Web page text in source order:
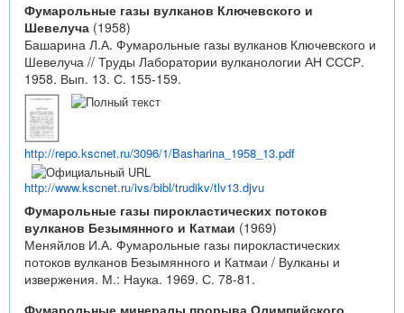
Фумарольные газы вулканов Ключевского и
Шевелуча (1958)
Башарина Л.А. Фумарольные газы вулканов Ключевского и
Шевелуча // Труды Лаборатории вулканологии АН СССР.
1958. Вып. 13. С. 155-159.
http://repo.kscnet.ru/3096/1/Basharina_1958_13.pdf
http://www.kscnet.ru/ivs/bibl/trudikv/tlv13.djvu
Фумарольные газы пирокластических потоков
вулканов Безымянного и Катмаи (1969)
Меняйлов И.А. Фумарольные газы пирокластических
потоков вулканов Безымянного и Катмаи / Вулканы и
извержения. М.: Наука. 1969. С. 78-81.
Фумарольные минералы прорыва Олимпийского